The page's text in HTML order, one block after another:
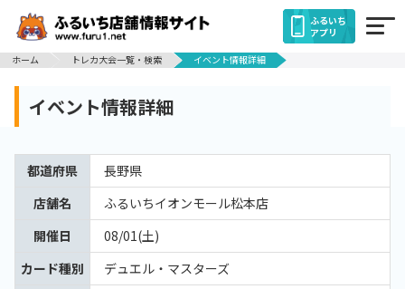
ふるいち
アプリ
ホーム
トレカ大会一覧・検索 イベント情報詳細
イベント情報詳細
都道府県
長野県
店舗名
ふるいちイオンモール松本店
開催日
08/01(土)
カード種別
デュエル・マスターズ